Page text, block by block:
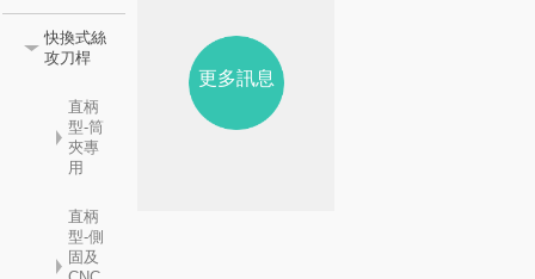
更多訊息
快換式絲
攻刀桿
直柄
型-筒
夾專
用
直柄
型-側
固及